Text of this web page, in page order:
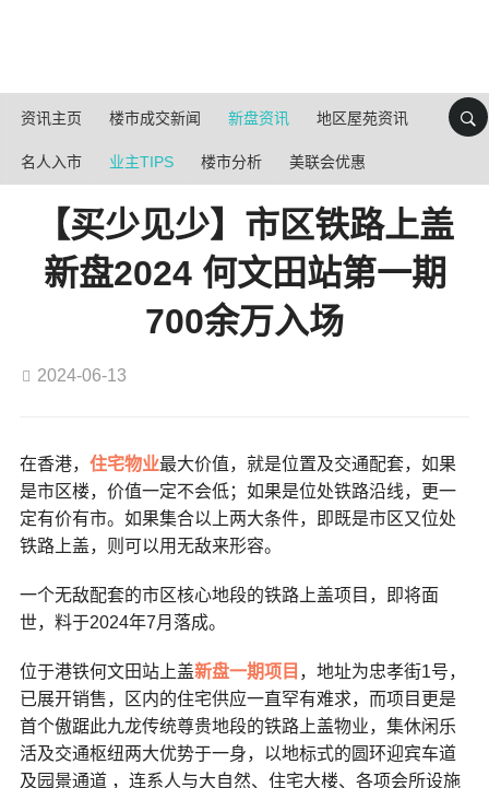
资讯主页 楼市成交新闻 新盘资讯 地区屋苑资讯
名人入市 业主TIPS 楼市分析 美联会优惠
【买少见少】市区铁路上盖
新盘2024 何文田站第一期
700余万入场
2024-06-13
在香港， 住宅物业最大价值，就是位置及交通配套，如果
是市区楼，价值一定不会低；如果是位处铁路沿线，更一
定有价有市。如果集合以上两大条件，即既是市区又位处
铁路上盖，则可以用无敌来形容。
一个无敌配套的市区核心地段的铁路上盖项目，即将面
世，料于2024年7月落成。
位于港铁何文田站上盖新盘一期项目 ，地址为忠孝街1号，
已展开销售，区内的住宅供应一直罕有难求，而项目更是
首个傲踞此九龙传统尊贵地段的铁路上盖物业，集休闲乐
活及交通枢纽两大优势于一身，以地标式的圆环迎宾车道
及园景通道 ，连系人与大自然、住宅大楼、各项会所设施